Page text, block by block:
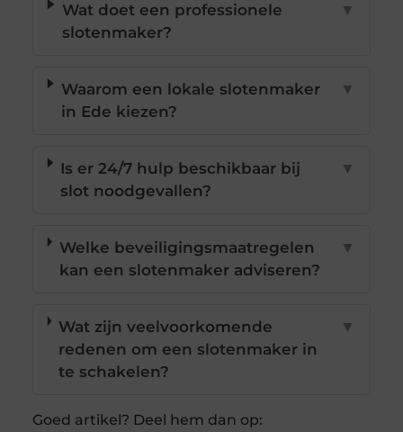
Wat doet een professionele
slotenmaker?
▼
Waarom een lokale slotenmaker
in Ede kiezen?
▼
Is er 24/7 hulp beschikbaar bij
slot noodgevallen?
▼
Welke beveiligingsmaatregelen
kan een slotenmaker adviseren?
▼
Wat zijn veelvoorkomende
redenen om een slotenmaker in
te schakelen?
▼
Goed artikel? Deel hem dan op: